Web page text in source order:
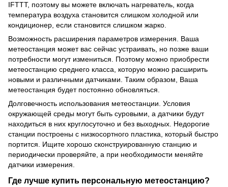
IFTTT, поэтому вы можете включать нагреватель, когда
температура воздуха становится слишком холодной или
кондиционер, если становится слишком жарко.
Возможность расширения параметров измерения. Ваша
метеостанция может вас сейчас устраивать, но позже ваши
потребности могут измениться. Поэтому можно приобрести
метеостанцию среднего класса, которую можно расширить
новыми и различными датчиками. Таким образом, Ваша
метеостанция будет постоянно обновляться.
Долговечность использования метеостанции. Условия
окружающей среды могут быть суровыми, а датчики будут
находиться в них круглосуточно и без выходных. Недорогие
станции построены с низкосортного пластика, который быстро
портится. Ищите хорошо сконструированную станцию и
периодически проверяйте, а при необходимости меняйте
датчики измерения.
Где лучше купить персональную метеостанцию?